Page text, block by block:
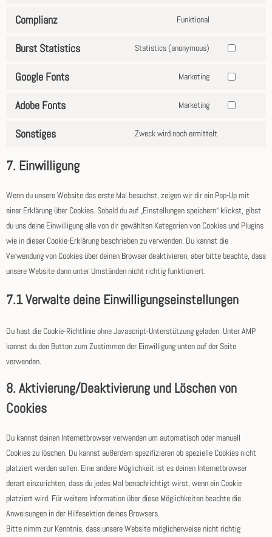
Complianz Funktional
Burst Statistics Statistics (anonymous)
Google Fonts Marketing
Adobe Fonts Marketing
Sonstiges Zweck wird noch ermittelt
7. Einwilligung
Wenn du unsere Website das erste Mal besuchst, zeigen wir dir ein Pop-Up mit
einer Erklärung über Cookies. Sobald du auf „Einstellungen speichern“ klickst, gibst
du uns deine Einwilligung alle von dir gewählten Kategorien von Cookies und Plugins
wie in dieser Cookie-Erklärung beschrieben zu verwenden. Du kannst die
Verwendung von Cookies über deinen Browser deaktivieren, aber bitte beachte, dass
unsere Website dann unter Umständen nicht richtig funktioniert.
7.1 Verwalte deine Einwilligungseinstellungen
Du hast die Cookie-Richtlinie ohne Javascript-Unterstützung geladen. Unter AMP
kannst du den Button zum Zustimmen der Einwilligung unten auf der Seite
verwenden.
8. Aktivierung/Deaktivierung und Löschen von
Cookies
Du kannst deinen Internetbrowser verwenden um automatisch oder manuell
Cookies zu löschen. Du kannst außerdem spezifizieren ob spezielle Cookies nicht
platziert werden sollen. Eine andere Möglichkeit ist es deinen Internetbrowser
derart einzurichten, dass du jedes Mal benachrichtigt wirst, wenn ein Cookie
platziert wird. Für weitere Information über diese Möglichkeiten beachte die
Anweisungen in der Hilfesektion deines Browsers.
Bitte nimm zur Kenntnis, dass unsere Website möglicherweise nicht richtig